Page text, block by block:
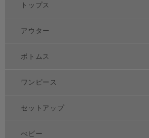
トップス
アウター
ボトムス
ワンピース
セットアップ
べビー